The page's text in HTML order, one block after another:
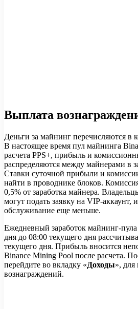
Выплата
Деньги за майнинг перечисляются в
В настоящее время пул майнинга
расчета PPS+, прибыль и
распределяются между майнерами в
Ставки суточной прибыли и
найти в проводнике блоков.
0,5% от заработка майнера.
могут подать заявку на VIP-аккаунт,
обслуживание еще меньше.
Ежедневный заработок майнинг-
дня до 08:00 текущего дня
текущего дня. Прибыль вносится
Binance Mining Pool после расчета.
перейдите во вкладку «Доходы», для
вознаграждений.